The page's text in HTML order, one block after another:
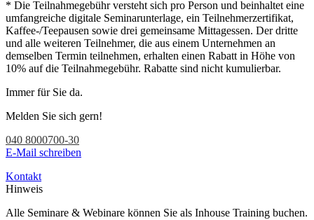
* Die Teilnahmegebühr versteht sich pro Person und beinhaltet eine
umfangreiche digitale Seminarunterlage, ein Teilnehmerzertifikat,
Kaffee-/Teepausen sowie drei gemeinsame Mittagessen. Der dritte
und alle weiteren Teilnehmer, die aus einem Unternehmen an
demselben Termin teilnehmen, erhalten einen Rabatt in Höhe von
10% auf die Teilnahmegebühr. Rabatte sind nicht kumulierbar.
Immer für Sie da.
Melden Sie sich gern!
040 8000700-30
E-Mail schreiben
Kontakt
Hinweis
Alle Seminare & Webinare können Sie als Inhouse Training buchen.